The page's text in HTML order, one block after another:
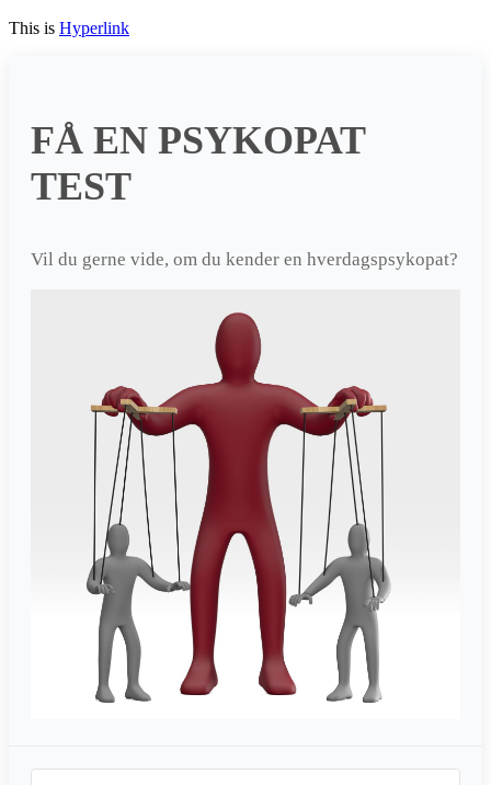
This is Hyperlink
FÅ EN PSYKOPAT
TEST
Vil du gerne vide, om du kender en hverdagspsykopat?